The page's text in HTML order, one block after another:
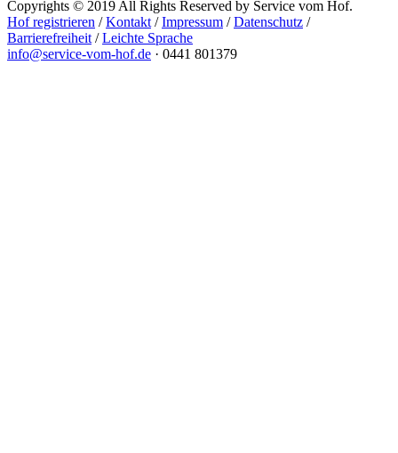
Copyrights © 2019 All Rights Reserved by Service vom Hof.
Hof registrieren /Kontakt /Impressum /Datenschutz /
Barrierefreiheit /Leichte Sprache
info@service-vom-hof.de · 0441 801379